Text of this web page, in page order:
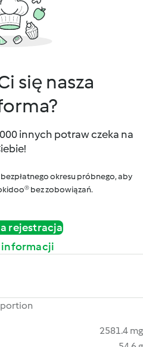
się nasza
innych potraw czeka na
okresu próbnego, aby
bez zobowiązań.
rejestracja
informacji
portion
2581.4 mg